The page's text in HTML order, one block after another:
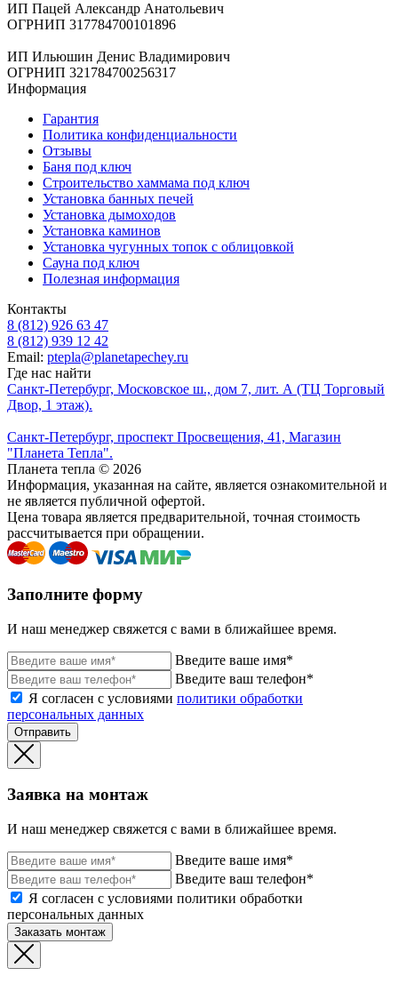
ИП Пацей Александр Анатольевич
ОГРНИП 317784700101896
ИП Ильюшин Денис Владимирович
ОГРНИП 321784700256317
Информация
Гарантия
Политика конфиденциальности
Отзывы
Баня под ключ
Строительство хаммама под ключ
Установка банных печей
Установка дымоходов
Установка каминов
Установка чугунных топок с облицовкой
Сауна под ключ
Полезная информация
Контакты
8 (812) 926 63 47
8 (812) 939 12 42
Email: ptepla@planetapechey.ru
Где нас найти
Санкт-Петербург, Московское ш., дом 7, лит. А (ТЦ Торговый
Двор, 1 этаж).
Санкт-Петербург, проспект Просвещения, 41, Магазин
"Планета Тепла".
Планета тепла © 2026
Информация, указанная на сайте, является ознакомительной и
не является публичной офертой.
Цена товара является предварительной, точная стоимость
рассчитывается при обращении.
Заполните форму
И наш менеджер свяжется с вами в ближайшее время.
Введите ваше имя*
Введите ваш телефон*
Я согласен с условиями политики обработки
персональных данных
Отправить
Заявка на монтаж
И наш менеджер свяжется с вами в ближайшее время.
Введите ваше имя*
Введите ваш телефон*
Я согласен с условиями политики обработки
персональных данных
Заказать монтаж